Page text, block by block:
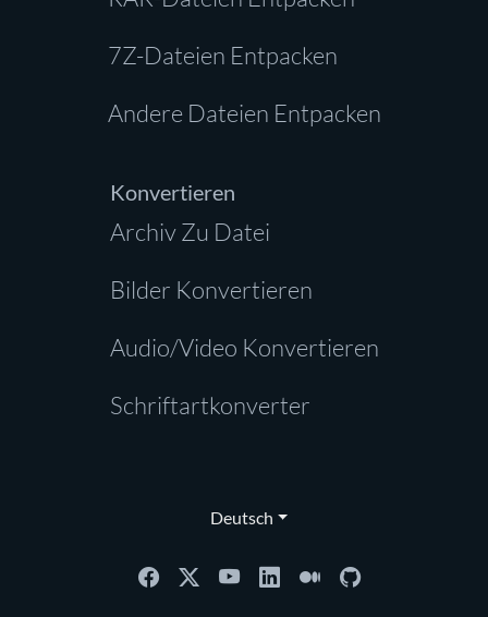
7Z-Dateien Entpacken
Andere Dateien Entpacken
Konvertieren
Archiv Zu Datei
Bilder Konvertieren
Audio/Video Konvertieren
Schriftartkonverter
Deutsch